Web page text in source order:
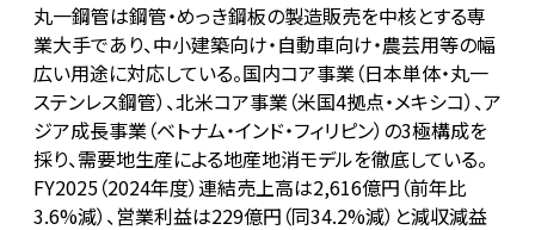
丸一鋼管は鋼管・めっき鋼板の製造販売を中核とする専
業大手であり、中小建築向け・自動車向け・農芸用等の幅
広い用途に対応している。国内コア事業（日本単体・丸一
ステンレス鋼管）、北米コア事業（米国4拠点・メキシコ）、ア
ジア成長事業（ベトナム・インド・フィリピン）の3極構成を
採り、需要地生産による地産地消モデルを徹底している。
FY2025（2024年度）連結売上高は2,616億円（前年比
3.6%減）、営業利益は229億円（同34.2%減）と減収減益